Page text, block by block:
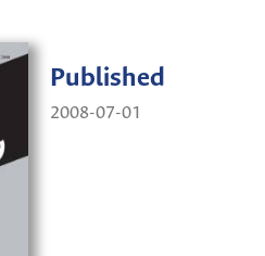
Published
2008-07-01